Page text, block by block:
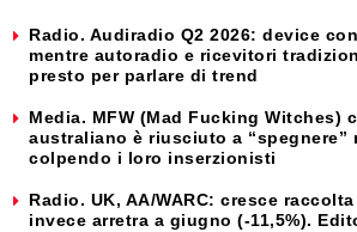
Radio. Audiradio Q2 2026: device
mentre autoradio e ricevitori
presto per parlare di trend
Media. MFW (Mad Fucking Witches)
australiano è riusciuto a “spegnere”
colpendo i loro inserzionisti
Radio. UK, AA/WARC: cresce
invece arretra a giugno (-11,5%).